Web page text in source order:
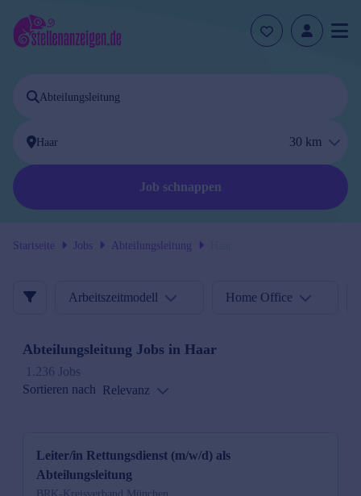
30 km
Job schnappen
Startseite Jobs Abteilungsleitung
Arbeitszeitmodell Home Office
Abteilungsleitung Jobs in Haar
1.236 Jobs
Sortieren nach Relevanz
Leiter/in Rettungsdienst (m/w/d) als
Abteilungsleitung